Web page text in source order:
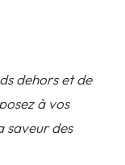
dehors et de
à vos
saveur des